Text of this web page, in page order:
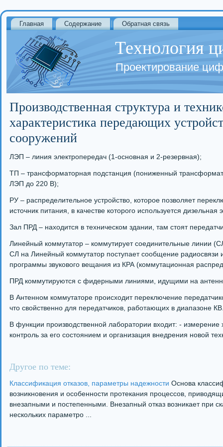
Главная Содержание Обратная связь
Технология
Проектирование
Производственная структура и
характеристика передающих
сооружений
ЛЭП – линия электропередач (1-основная и 2-резервная);
ТП – трансформаторная подстанция (пониженный
ЛЭП до 220 В);
РУ – распределительное устройство, которое позволяет
источник питания, в качестве которого используется дизельная
Зал ПРД – находится в техническом здании, там стоят
Линейный коммутатор – коммутирует соединительные линии
СЛ на Линейный коммутатор поступает сообщение
программы звукового вещания из КРА (коммутационная
ПРД коммутируются с фидерными линиями, идущими на
В Антенном коммутаторе происходит переключение
что свойственно для передатчиков, работающих в диапазоне
В функции производственной лаборатории входит: - измерение
контроль за его состоянием и организация внедрения новой
Другое по теме:
Классификация отказов, параметры надежности Основа
возникновения и особенности протекания процессов,
внезапными и постепенными. Внезапный отказ возникает при
нескольких параметро ...